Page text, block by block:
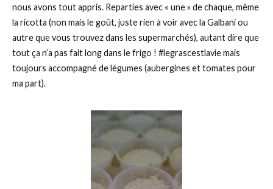
nous avons tout appris. Reparties avec « une » de chaque, même
la ricotta (non mais le goût, juste rien à voir avec la Galbani ou
autre que vous trouvez dans les supermarchés), autant dire que
tout ça n’a pas fait long dans le frigo ! #legrascestlavie mais
toujours accompagné de légumes (aubergines et tomates pour
ma part).